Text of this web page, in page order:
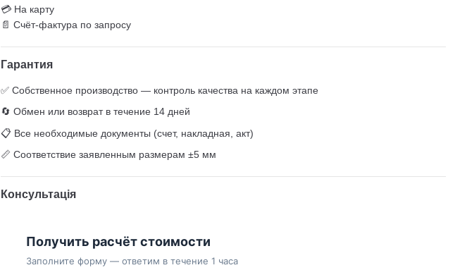
💳 На карту
📄 Счёт-фактура по запросу
Гарантия
✅ Собственное производство — контроль качества на каждом этапе
🔄 Обмен или возврат в течение 14 дней
📋 Все необходимые документы (счет, накладная, акт)
📏 Соответствие заявленным размерам ±5 мм
Консультація
Получить расчёт стоимости
Заполните форму — ответим в течение 1 часа